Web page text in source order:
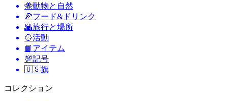
🐝動物と自然
🍕フード&ドリンク
🌇旅行と場所
🥎活動
📙 アイテム
💯記号
🇺🇸旗
コレクション